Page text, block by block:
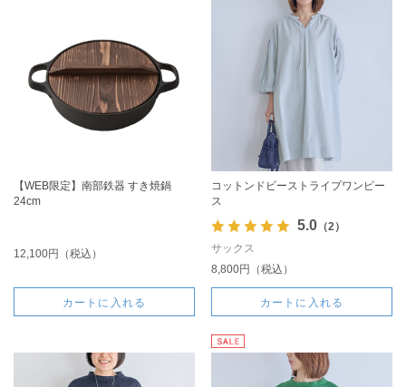
【WEB限定】南部鉄器 すき焼鍋
24cm
12,100円（税込）
カートに入れる
コットンドビーストライプワンピー
ス
5.0（2）
サックス
8,800円（税込）
カートに入れる